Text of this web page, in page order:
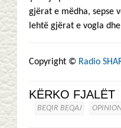
gjërat e mëdha, sepse
lehtë gjërat e vogla
Copyright © Radio
KËRKO FJALËT
BEQIR BEQAJ